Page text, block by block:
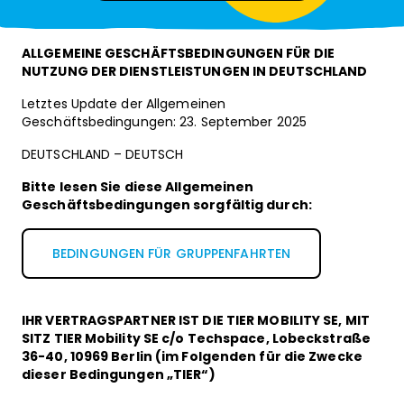
ALLGEMEINE GESCHÄFTSBEDINGUNGEN FÜR DIE
NUTZUNG DER DIENSTLEISTUNGEN IN DEUTSCHLAND
Letztes Update der Allgemeinen
Geschäftsbedingungen: 23. September 2025
DEUTSCHLAND – DEUTSCH
Bitte lesen Sie diese Allgemeinen
Geschäftsbedingungen sorgfältig durch:
BEDINGUNGEN FÜR GRUPPENFAHRTEN
IHR VERTRAGSPARTNER IST DIE TIER MOBILITY SE, MIT
SITZ TIER Mobility SE c/o Techspace, Lobeckstraße
36-40, 10969 Berlin (im Folgenden für die Zwecke
dieser Bedingungen „TIER“)